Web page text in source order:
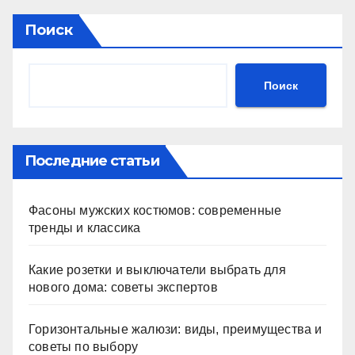
Поиск
Поиск
Последние статьи
Фасоны мужских костюмов: современные
тренды и классика
Какие розетки и выключатели выбрать для
нового дома: советы экспертов
Горизонтальные жалюзи: виды, преимущества и
советы по выбору